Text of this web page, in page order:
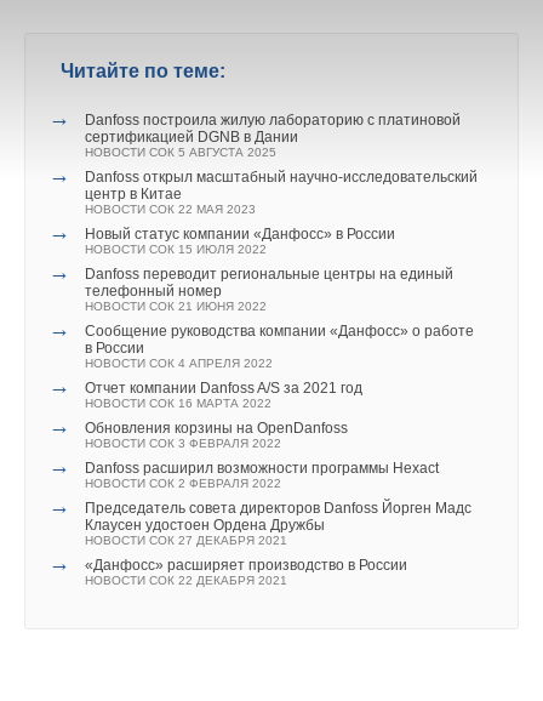
Читайте по теме:
→
Danfoss построила жилую лабораторию с платиновой
сертификацией DGNB в Дании
НОВОСТИ СОК 5 АВГУСТА 2025
→
Danfoss открыл масштабный научно-исследовательский
центр в Китае
НОВОСТИ СОК 22 МАЯ 2023
→ Новый статус компании «Данфосс» в России
НОВОСТИ СОК 15 ИЮЛЯ 2022
→
Danfoss переводит региональные центры на единый
телефонный номер
НОВОСТИ СОК 21 ИЮНЯ 2022
→
Сообщение руководства компании «Данфосс» о работе
в России
НОВОСТИ СОК 4 АПРЕЛЯ 2022
→ Отчет компании Danfoss A/S за 2021 год
НОВОСТИ СОК 16 МАРТА 2022
→ Обновления корзины на OpenDanfoss
НОВОСТИ СОК 3 ФЕВРАЛЯ 2022
→ Danfoss расширил возможности программы Hexact
НОВОСТИ СОК 2 ФЕВРАЛЯ 2022
→
Председатель совета директоров Danfoss Йорген Мадс
Клаусен удостоен Ордена Дружбы
НОВОСТИ СОК 27 ДЕКАБРЯ 2021
→ «Данфосс» расширяет производство в России
НОВОСТИ СОК 22 ДЕКАБРЯ 2021